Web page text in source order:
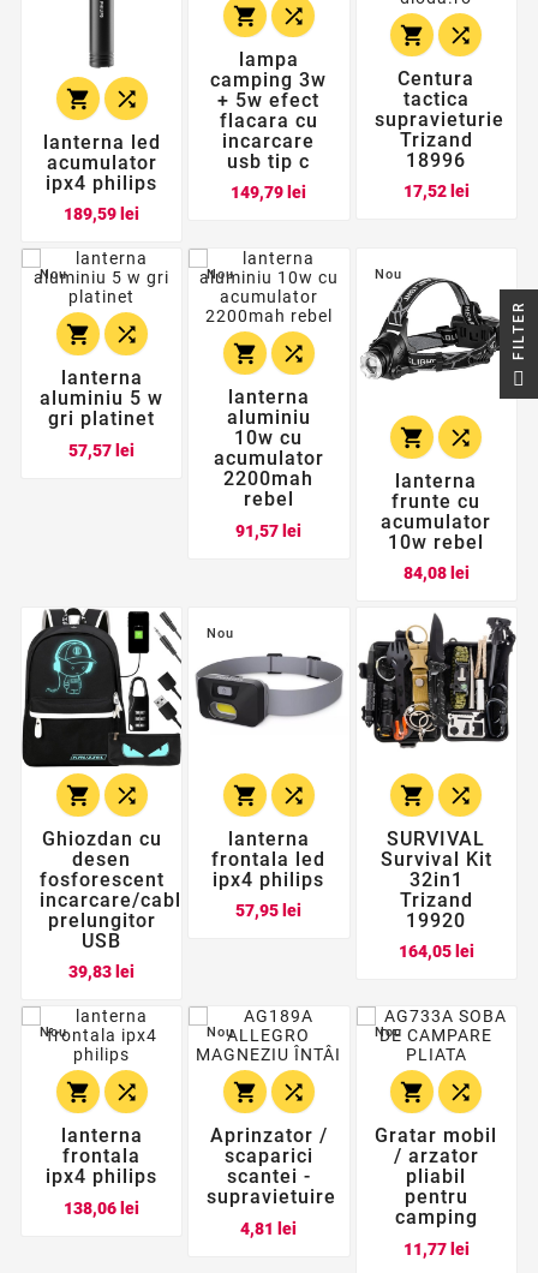
 
lanterna led
acumulator
ipx4 philips
189,59 lei
 
lampa
camping 3w
+ 5w efect
flacara cu
incarcare
usb tip c
149,79 lei
 
Centura
tactica
supravieturie
Trizand
18996
17,52 leiPret
Nou
 
lanterna
aluminiu 5 w
gri platinet
57,57 lei
Nou
 
lanterna
aluminiu
10w cu
acumulator
2200mah
rebel
91,57 lei
Nou
 
lanterna
frunte cu
acumulator
10w rebel
84,08 leiPret
 
Ghiozdan cu
desen
fosforescent
incarcare/cablu
prelungitor
USB
39,83 lei
Nou
 
lanterna
frontala led
ipx4 philips
57,95 lei
 
SURVIVAL
Survival Kit
32in1
Trizand
19920
164,05 leiPret
Nou
 
lanterna
frontala
ipx4 philips
138,06 lei
Nou
 
Aprinzator /
scaparici
scantei -
supravietuire
4,81 lei
Nou
 
Gratar mobil
/ arzator
pliabil
pentru
camping
11,77 leiPret
R